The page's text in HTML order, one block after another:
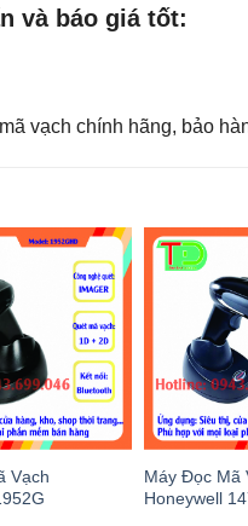
và báo giá tốt:
vạch chính hãng, bảo
Vạch
Máy Đọc Mã
Honeywell